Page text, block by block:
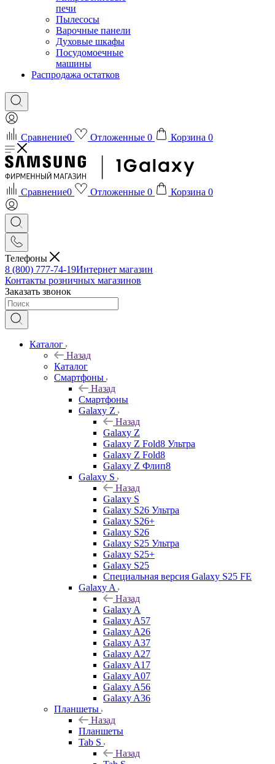
печи
Пылесосы
Варочные панели
Духовые шкафы
Посудомоечные
машины
Распродажа остатков
Сравнение0 Отложенные 0 Корзина 0
Сравнение0 Отложенные 0 Корзина 0
Телефоны
8 (800) 777-74-19Интернет магазин
Контакты розничных магазинов
Заказать звонок
Каталог
Назад
Каталог
Смартфоны
Назад
Смартфоны
Galaxy Z
Назад
Galaxy Z
Galaxy Z Fold8 Ультра
Galaxy Z Fold8
Galaxy Z Флип8
Galaxy S
Назад
Galaxy S
Galaxy S26 Ультра
Galaxy S26+
Galaxy S26
Galaxy S25 Ультра
Galaxy S25+
Galaxy S25
Специальная версия Galaxy S25 FE
Galaxy A
Назад
Galaxy A
Galaxy A57
Galaxy A26
Galaxy A37
Galaxy A27
Galaxy A17
Galaxy A07
Galaxy A56
Galaxy A36
Планшеты
Назад
Планшеты
Tab S
Назад